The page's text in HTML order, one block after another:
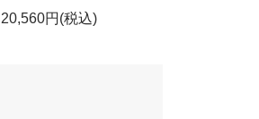
20,560円(税込)